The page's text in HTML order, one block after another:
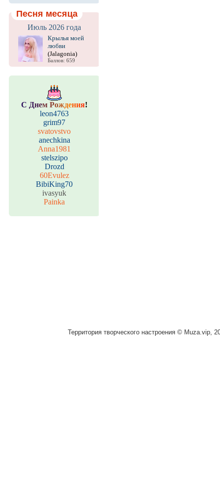
Песня месяца
Июль 2026 года
Крылья моей
любви
(Jalagonia)
Баллов: 659
С Днем Рождения!
leon4763
grim97
svatovstvo
anechkina
Anna1981
stelszipo
Drozd
60Evulez
BibiKing70
ivasyuk
Painka
Территория творческого настроения © Muza.vip,